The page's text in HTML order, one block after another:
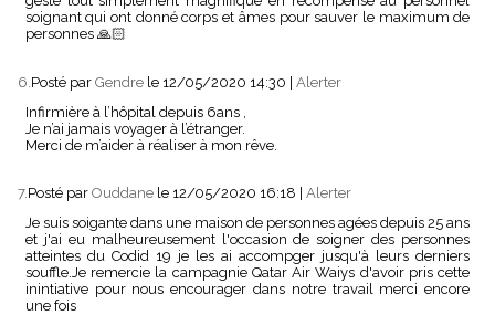
soignant qui ont donné corps et âmes pour sauver le maximum de
personnes 🙏🏻
6. Posté par Gendre le 12/05/2020 14:30
Alerter
Infirmière à l’hôpital depuis 6ans ,
Je n’ai jamais voyager à l’étranger.
Merci de m’aider à réaliser à mon rêve.
7.Posté par Ouddane le 12/05/2020 16:18
Alerter
Je suis soigante dans une maison de personnes agées depuis 25 ans
et j'ai eu malheureusement l'occasion de soigner des personnes
atteintes du Codid 19 je les ai accompger jusqu'à leurs derniers
souffle.Je remercie la campagnie Qatar Air Waiys d'avoir pris cette
inintiative pour nous encourager dans notre travail merci encore
une fois